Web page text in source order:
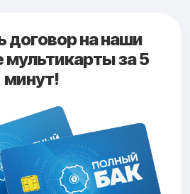
на наши
за 5
минут!